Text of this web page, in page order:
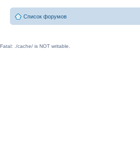
Список форумов
Fatal: ./cache/ is NOT writable.